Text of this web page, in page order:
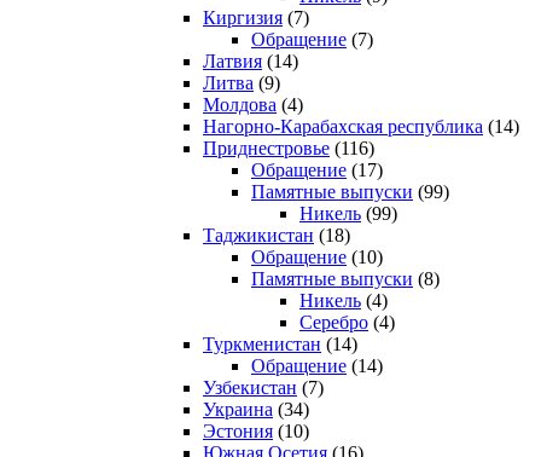
Киргизия (7)
Обращение (7)
Латвия (14)
Литва (9)
Молдова (4)
Нагорно-Карабахская республика (14)
Приднестровье (116)
Обращение (17)
Памятные выпуски (99)
Никель (99)
Таджикистан (18)
Обращение (10)
Памятные выпуски (8)
Никель (4)
Серебро (4)
Туркменистан (14)
Обращение (14)
Узбекистан (7)
Украина (34)
Эстония (10)
Южная Осетия (16)